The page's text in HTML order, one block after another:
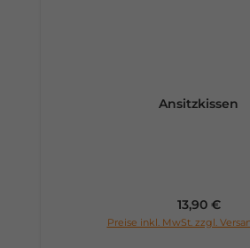
Ansitzkissen
Regulärer
13,90 €
Preise inkl. MwSt. zzgl.